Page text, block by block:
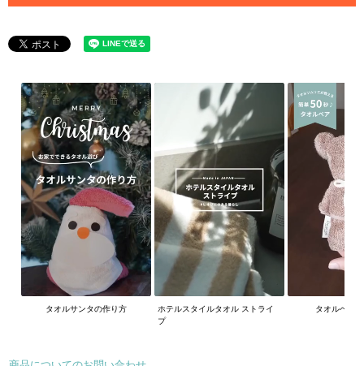
タオルサンタの作り方
ホテルスタイルタオル ストライ
プ
タオルベア